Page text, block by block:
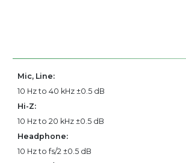
Mic, Line:
10 Hz to 40 kHz ±0.5 dB
Hi-Z:
10 Hz to 20 kHz ±0.5 dB
Headphone:
10 Hz to fs/2 ±0.5 dB